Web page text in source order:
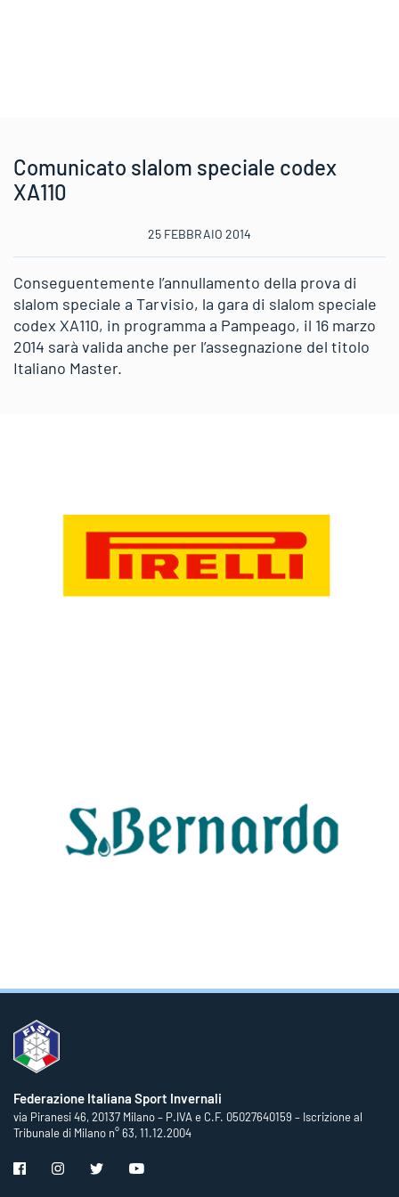
Comunicato slalom speciale codex
XA110
25 FEBBRAIO 2014
Conseguentemente l’annullamento della prova di
slalom speciale a Tarvisio, la gara di slalom speciale
codex XA110, in programma a Pampeago, il 16 marzo
2014 sarà valida anche per l’assegnazione del titolo
Italiano Master.
Federazione Italiana Sport Invernali
via Piranesi 46, 20137 Milano – P.IVA e C.F. 05027640159 – Iscrizione al
Tribunale di Milano n° 63, 11.12.2004